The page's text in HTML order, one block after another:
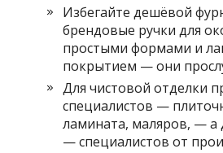
Избегайте дешёвой
брендовые ручки для
простыми формами и
покрытием — они
Для чистовой отделки
специалистов —
ламината, маляров, — а
— специалистов от